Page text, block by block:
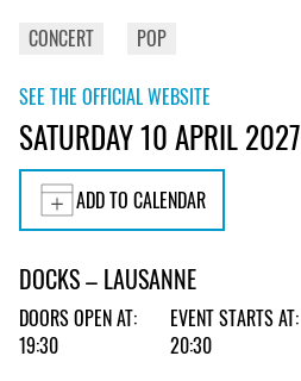
CONCERT
POP
SEE THE OFFICIAL WEBSITE
SATURDAY 10 APRIL 2027
ADD TO CALENDAR
DOCKS – LAUSANNE
DOORS OPEN AT:
19:30
EVENT STARTS AT:
20:30